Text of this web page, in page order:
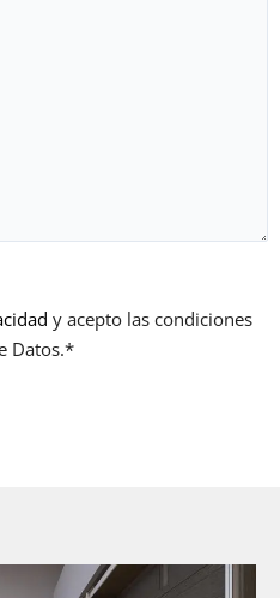
y acepto las condiciones
Datos.*